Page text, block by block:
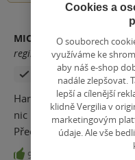
MICHALA FABIANOVÁ
registrovaný uživatel
Zakoupil produkt
Harlan kapku odbočil od
nic nemění na kvalitě.
Přečteno na jeden zátah..
9
Cookies a
O souborech
využíváme ke
aby náš e-shop
nadále zlepšovat.
lepší a cílenější
klidně Vergilia v
marketingovým
údaje. Ale vše